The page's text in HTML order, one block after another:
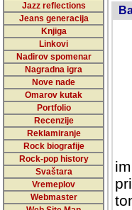
Jazz reflections
Jeans generacija
Knjiga
Linkovi
Nadirov spomenar
Nagradna igra
Nove nade
Omarov kutak
Portfolio
Recenzije
Reklamiranje
Rock biografije
Rock-pop history
Svaštara
Vremeplov
Webmaster